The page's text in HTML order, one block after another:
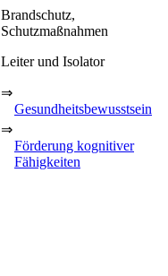
Brandschutz,
Schutzmaßnahmen
Leiter und Isolator
⇒
Gesundheitsbewusstsein
⇒
Förderung kognitiver
Fähigkeiten